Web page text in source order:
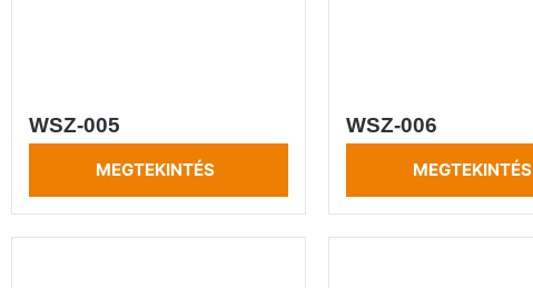
WSZ-005
MEGTEKINTÉS
WSZ-006
MEGTEKINTÉS